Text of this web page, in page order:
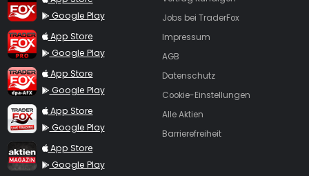
Google Play
TraderFox Pro
App Store
Google Play
TraderFox dpa-AFX ProFeed
App Store
Google Play
TraderFox Live Trading
App Store
Google Play
TraderFox aktien Magazin
App Store
Google Play
Jobs bei TraderFox
Impressum
AGB
Datenschutz
Cookie-Einstellungen
Alle Aktien
Barrierefreiheit